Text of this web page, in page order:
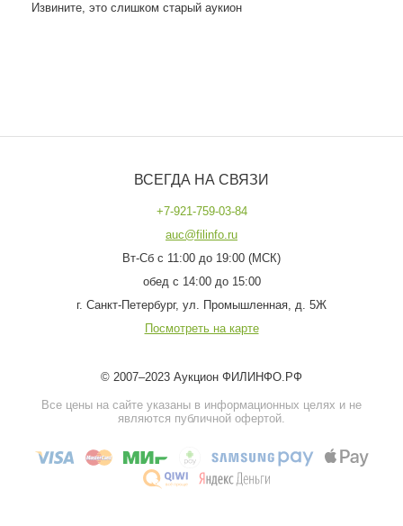
Извините, это слишком старый аукион
ВСЕГДА НА СВЯЗИ
+7-921-759-03-84
auc@filinfo.ru
Вт-Сб с 11:00 до 19:00 (МСК)
обед с 14:00 до 15:00
г. Санкт-Петербург, ул. Промышленная, д. 5Ж
Посмотреть на карте
© 2007–2023 Аукцион ФИЛИНФО.РФ
Все цены на сайте указаны в информационных целях и не
являются публичной офертой.